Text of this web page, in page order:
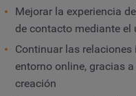
Mejorar la experiencia
de contacto mediante
Continuar las
entorno online, gracias
creación